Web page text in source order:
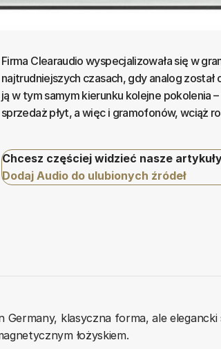
Firma Clearaudio wyspecjalizowała się w
najtrudniejszych czasach, gdy analog
ją w tym samym kierunku kolejne pokolenia
sprzedaż płyt, a więc i gramofonów, wciąż
Chcesz częściej widzieć nasze
Dodaj Audio do ulubionych źródeł
Germany, klasyczna forma, ale
łożyskiem.